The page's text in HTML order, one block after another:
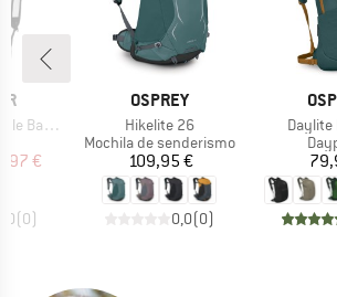
reducido
€
(0)
MARCA
OSPREY
Artículo
Hikelite 26
Product group
Mochila de senderismo
Precio
109,95 €
0,0(0)
Artículo
Daylite